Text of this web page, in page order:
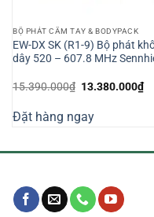
BỘ PHÁT CẦM TAY & BODYPACK
EW-DX SK (R1-9) Bộ phát
dây 520 – 607.8 MHz
15.390.000₫ Giá
15.390.000₫.
13.380.000₫Giá
Đặt hàng ngay